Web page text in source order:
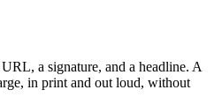
a signature, and a headline. A
in print and out loud, without